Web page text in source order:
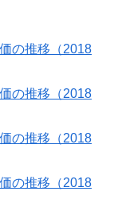
の推移（2018
の推移（2018
の推移（2018
の推移（2018